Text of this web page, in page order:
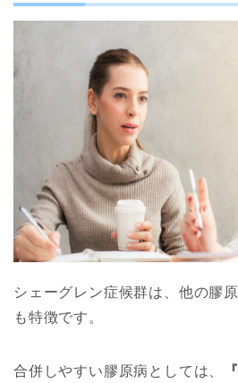
シェーグレン症候群は、他の膠
も特徴です。
合併しやすい膠原病としては、